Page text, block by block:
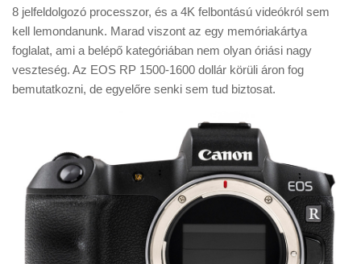
Érdekességek
Helyszíni Riport
E-BB
8 jelfeldolgozó processzor, és a 4K felbontású videókról sem
kell lemondanunk. Marad viszont az egy memóriakártya
foglalat, ami a belépő kategóriában nem olyan óriási nagy
veszteség. Az EOS RP 1500-1600 dollár körüli áron fog
bemutatkozni, de egyelőre senki sem tud biztosat.